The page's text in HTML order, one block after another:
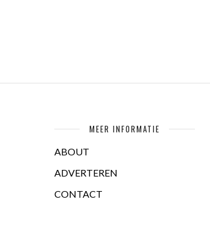
MEER INFORMATIE
ABOUT
ADVERTEREN
CONTACT